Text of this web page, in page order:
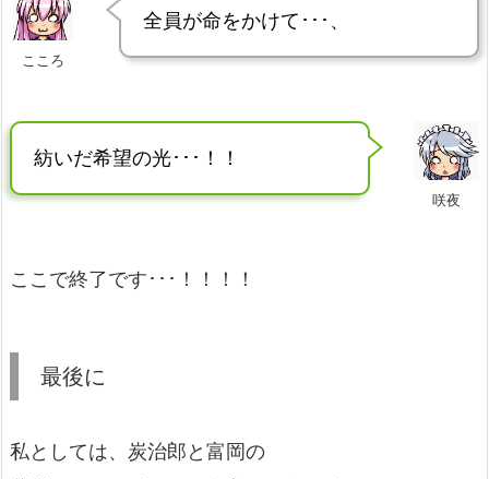
こころ
全員が命をかけて･･･、
咲夜
紡いだ希望の光･･･！！
ここで終了です･･･！！！！
最後に
私としては、炭治郎と富岡の